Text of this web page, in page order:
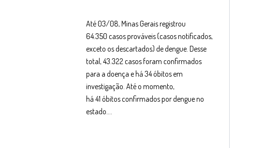
Até 03/08, Minas Gerais registrou
64.350 casos prováveis (casos notificados,
exceto os descartados) de dengue. Desse
total, 43.322 casos foram confirmados
para a doença e há 34 óbitos em
investigação. Até o momento,
há 41 óbitos confirmados por dengue no
estado….